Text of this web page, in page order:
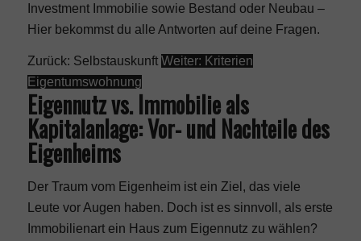
Investment Immobilie sowie Bestand oder Neubau –
Hier bekommst du alle Antworten auf deine Fragen.
Zurück: Selbstauskunft Weiter: Kriterien
Eigentumswohnung
Eigennutz vs. Immobilie als
Kapitalanlage: Vor- und Nachteile des
Eigenheims
Der Traum vom Eigenheim ist ein Ziel, das viele
Leute vor Augen haben. Doch ist es sinnvoll, als erste
Immobilienart ein Haus zum Eigennutz zu wählen?